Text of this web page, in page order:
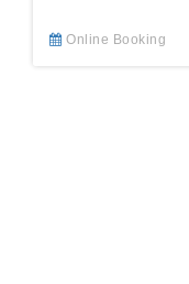
Online Booking